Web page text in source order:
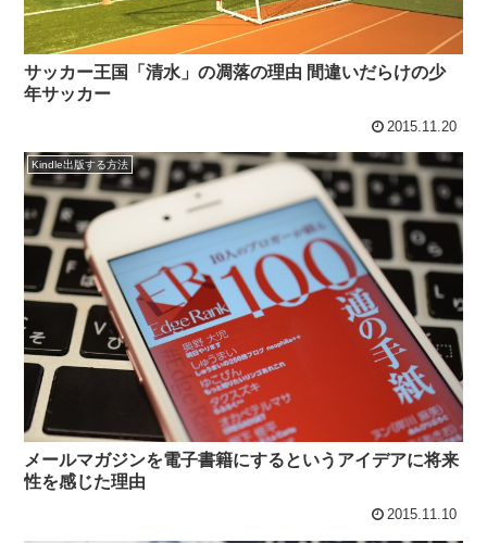
サッカー王国「清水」の凋落の理由 間違いだらけの少
年サッカー
2015.11.20
Kindle出版する方法
メールマガジンを電子書籍にするというアイデアに将来
性を感じた理由
2015.11.10